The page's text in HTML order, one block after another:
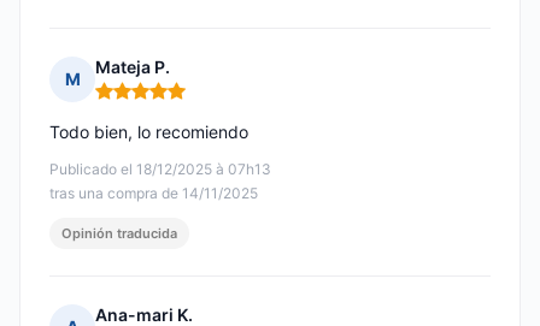
M
Mateja P.
Nota: 5 de 5
Publicado el 18/12/2025 à 07h13
tras una compra de 14/11/2025
Todo bien, lo recomiendo
Opinión traducida
Ana-mari K.